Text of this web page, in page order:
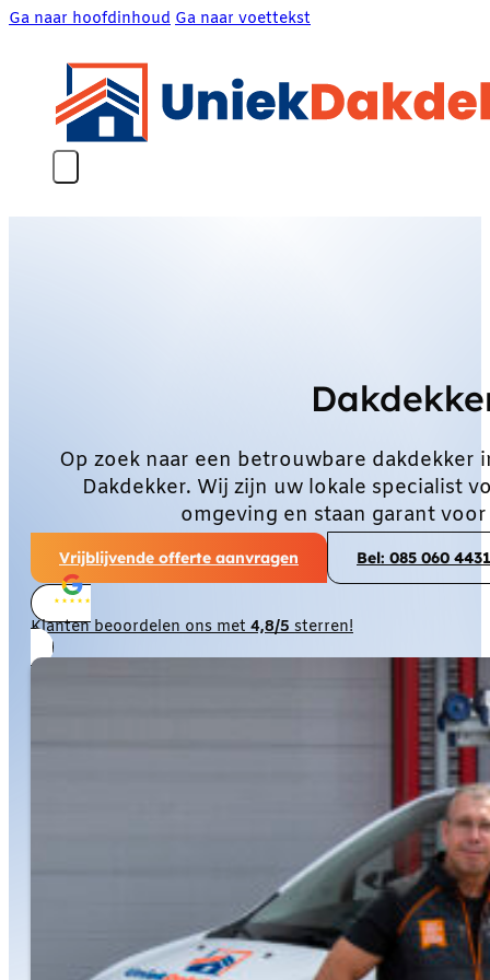
Ga naar hoofdinhoud Ga naar voettekst
Op zoek naar een betrouwbare dakdekker
Dakdekker. Wij zijn uw lokale specialist
omgeving en staan garant
Vrijblijvende offerte aanvragen Bel: 085 060 4431
Klanten beoordelen ons met4,8/5sterren!